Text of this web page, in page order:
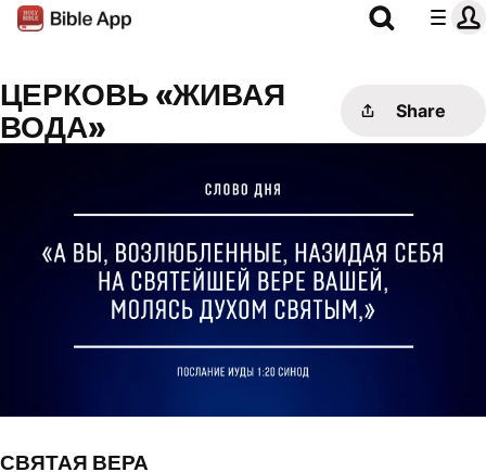
ЦЕРКОВЬ «ЖИВАЯ
ВОДА»
Share
СВЯТАЯ ВЕРА